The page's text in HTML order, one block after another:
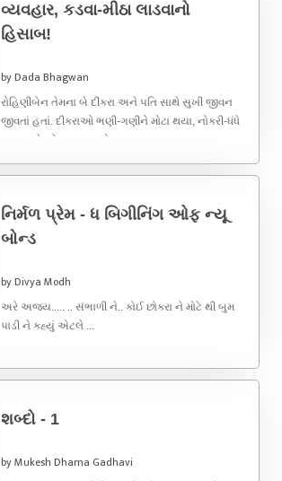
વ્યવહાર, કડવા-મીઠા લાડવાનો
હિસાબ!
by Dada Bhagwan
રોહિણીબેન તેમના બે દીકરા અને પતિ સાથે સુખી જીવન
જીવતાં હતાં. દીકરાઓ ભણી-ગણીને મોટા થયા, નોકરી-ધંધે
લાગ્યા. તેમને પરણાવવાનો ...
નિર્મળ પ્રેમ - ધ બિગીનિંગ ઓફ ન્યૂ
બોન્ડ
by Divya Modh
અરે અજય..... .. સંભાળી ને.. કોઈ છોકરા ને મોટે થી બુમ
પાડી ને કહ્યું એટલે ...
શબ્દો - 1
by Mukesh Dhama Gadhavi